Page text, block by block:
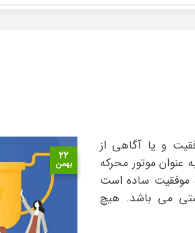
۲۲
بهمن
و یا آگاهی از
موتور محرکه
موفقیت ساده است
می باشد. هیچ